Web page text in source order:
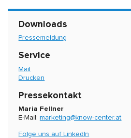
Downloads
Pressemeldung
Service
Mail
Drucken
Pressekontakt
Maria Fellner
E-Mail:marketing@know-center.at
Folge uns auf LinkedIn